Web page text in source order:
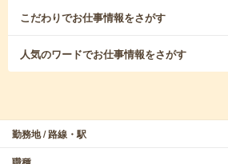
こだわりでお仕事情報をさがす
人気のワードでお仕事情報をさがす
勤務地 / 路線・駅